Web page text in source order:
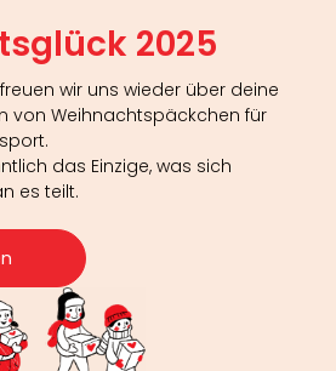
2025
wir uns wieder über deine
von Weihnachtspäckchen für
das Einzige, was sich
es teilt.